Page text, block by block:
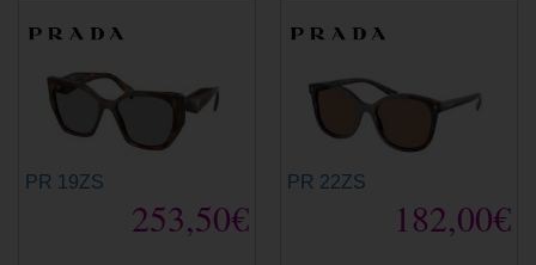
PR 19ZS
253,50€
PR 22ZS
182,00€